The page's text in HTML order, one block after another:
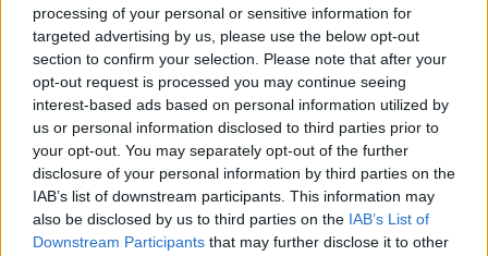
processing of your personal or sensitive information for
targeted advertising by us, please use the below opt-out
section to confirm your selection. Please note that after your
opt-out request is processed you may continue seeing
interest-based ads based on personal information utilized by
us or personal information disclosed to third parties prior to
your opt-out. You may separately opt-out of the further
disclosure of your personal information by third parties on the
IAB’s list of downstream participants. This information may
also be disclosed by us to third parties on the IAB’s List of
Downstream Participants that may further disclose it to other